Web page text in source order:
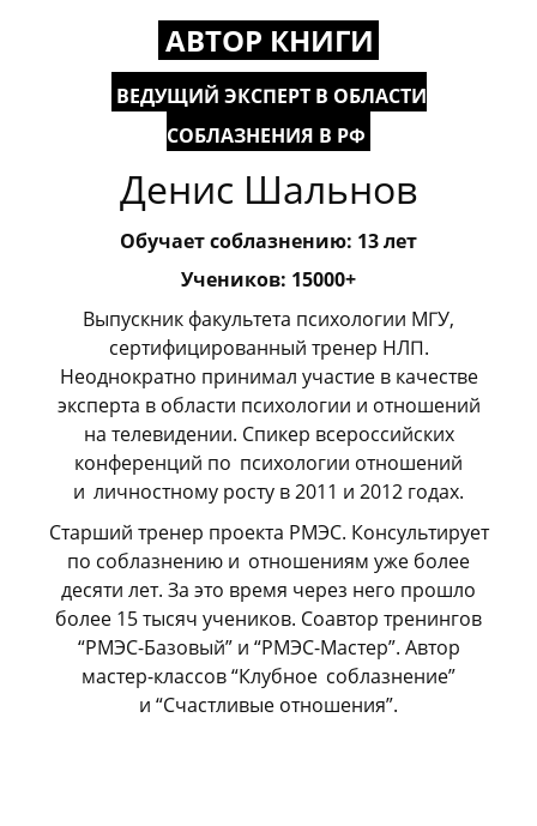
АВТОР КНИГИ
ВЕДУЩИЙ ЭКСПЕРТ В ОБЛАСТИ
СОБЛАЗНЕНИЯ В РФ
Денис Шальнов
Обучает соблазнению: 13 лет
Учеников: 15000+
Выпускник факультета психологии МГУ,
сертифицированный тренер НЛП.
Неоднократно принимал участие в качестве
эксперта в области психологии и отношений
на телевидении. Спикер всероссийских
конференций по психологии отношений
и личностному росту в 2011 и 2012 годах.
Старший тренер проекта РМЭС. Консультирует
по соблазнению и отношениям уже более
десяти лет. За это время через него прошло
более 15 тысяч учеников. Соавтор тренингов
“РМЭС-Базовый” и “РМЭС-Мастер”. Автор
мастер-классов “Клубное соблазнение”
и “Счастливые отношения”.